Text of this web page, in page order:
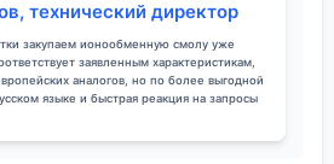
технический директор
закупаем ионообменную смолу уже
заявленным характеристикам,
аналогов, но по более выгодной
языке и быстрая реакция на запросы